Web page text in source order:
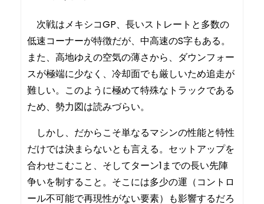
次戦はメキシコGP、長いストレートと多数の
低速コーナーが特徴だが、中高速のS字もある。
また、高地ゆえの空気の薄さから、ダウンフォー
スが極端に少なく、冷却面でも厳しいため追走が
難しい。このように極めて特殊なトラックである
ため、勢力図は読みづらい。
しかし、だからこそ単なるマシンの性能と特性
だけでは決まらないとも言える。セットアップを
合わせこむこと、そしてターン1までの長い先陣
争いを制すること。そこには多少の運（コントロ
ール不可能で再現性がない要素）も影響するだろ